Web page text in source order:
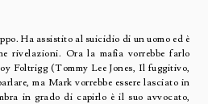
Ha assistito al suicidio di un uomo ed è
rivelazioni. Ora la mafia vorrebbe farlo
Foltrigg (Tommy Lee Jones, Il fuggitivo,
ma Mark vorrebbe essere lasciato in
in grado di capirlo è il suo avvocato,